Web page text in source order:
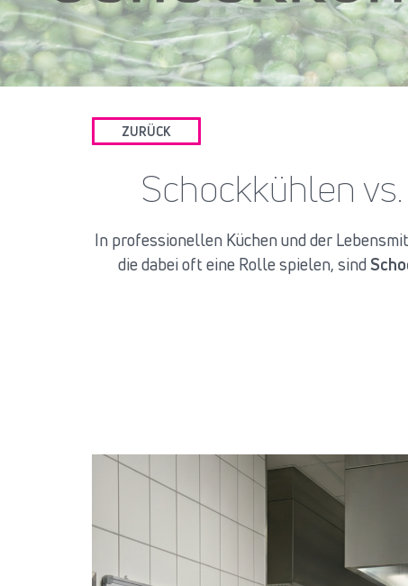
ZURÜCK
Schockkühlen
In professionellen Küchen und der
die dabei oft eine Rolle spielen, sind